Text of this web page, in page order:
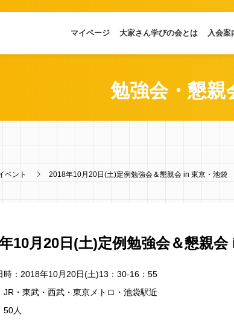
マイページ 大家さん学びの会とは 入会案
勉強会・懇親
ベント 2018年10月20日(土)定例勉強会＆懇親会 in 東京・池袋
10月20日(土)定例勉強会＆懇親
時：2018年10月20日(土)13：30-16：55
JR・東武・西武・東京メトロ・池袋駅近
50人